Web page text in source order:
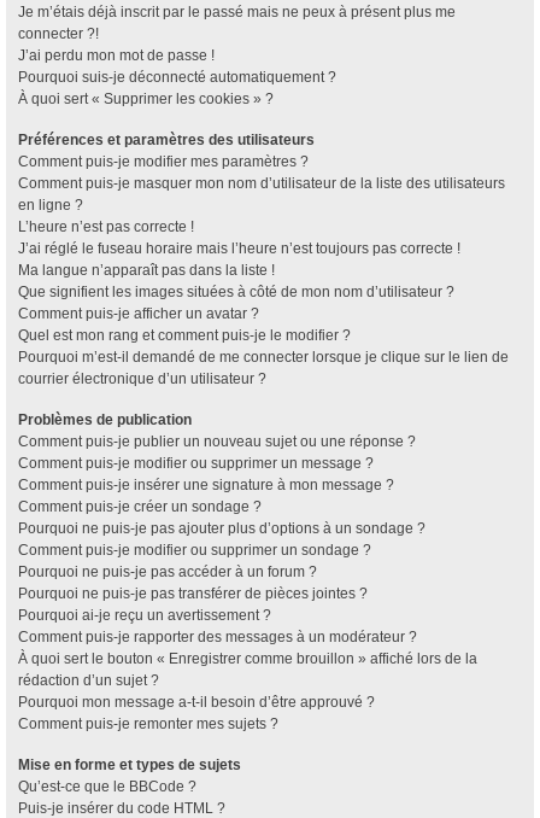
Je m’étais déjà inscrit par le passé mais ne peux à présent plus me
connecter ?!
J’ai perdu mon mot de passe !
Pourquoi suis-je déconnecté automatiquement ?
À quoi sert « Supprimer les cookies » ?
Préférences et paramètres des utilisateurs
Comment puis-je modifier mes paramètres ?
Comment puis-je masquer mon nom d’utilisateur de la liste des utilisateurs
en ligne ?
L’heure n’est pas correcte !
J’ai réglé le fuseau horaire mais l’heure n’est toujours pas correcte !
Ma langue n’apparaît pas dans la liste !
Que signifient les images situées à côté de mon nom d’utilisateur ?
Comment puis-je afficher un avatar ?
Quel est mon rang et comment puis-je le modifier ?
Pourquoi m’est-il demandé de me connecter lorsque je clique sur le lien de
courrier électronique d’un utilisateur ?
Problèmes de publication
Comment puis-je publier un nouveau sujet ou une réponse ?
Comment puis-je modifier ou supprimer un message ?
Comment puis-je insérer une signature à mon message ?
Comment puis-je créer un sondage ?
Pourquoi ne puis-je pas ajouter plus d’options à un sondage ?
Comment puis-je modifier ou supprimer un sondage ?
Pourquoi ne puis-je pas accéder à un forum ?
Pourquoi ne puis-je pas transférer de pièces jointes ?
Pourquoi ai-je reçu un avertissement ?
Comment puis-je rapporter des messages à un modérateur ?
À quoi sert le bouton « Enregistrer comme brouillon » affiché lors de la
rédaction d’un sujet ?
Pourquoi mon message a-t-il besoin d’être approuvé ?
Comment puis-je remonter mes sujets ?
Mise en forme et types de sujets
Qu’est-ce que le BBCode ?
Puis-je insérer du code HTML ?